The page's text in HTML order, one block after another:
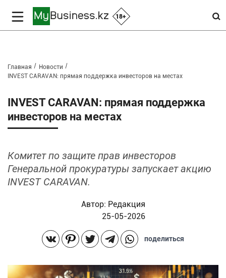
18+
Главная
Новости
INVEST CARAVAN: прямая поддержка инвесторов на местах
INVEST CARAVAN: прямая поддержка
инвесторов на местах
Комитет по защите прав инвесторов
Генеральной прокуратуры запускает акцию
INVEST CARAVAN.
поделиться
Автор: Редакция
25-05-2026